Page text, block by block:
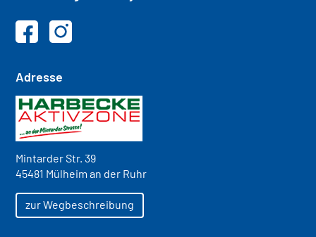
Adresse
Mintarder Str. 39
45481 Mülheim an der Ruhr
zur Wegbeschreibung